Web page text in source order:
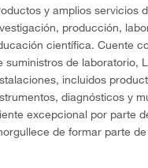
y amplios servicios
producción,
científica. Cuente
suministros de laboratorio,
incluidos
diagnósticos y
excepcional por parte
de formar parte